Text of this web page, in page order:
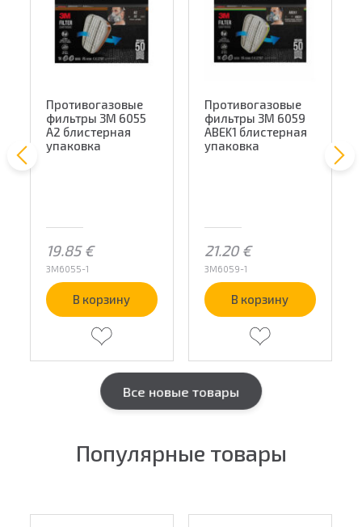
Противогазовые
фильтры 3M 6055
A2 блистерная
упаковка
19.85€
3M6055-1
В корзину
Противогазовые
фильтры 3M 6059
ABEK1 блистерная
упаковка
21.20€
3M6059-1
В корзину
Все новые товары
Популярные товары